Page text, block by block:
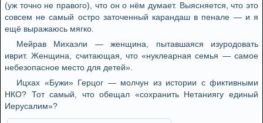
(уж точно не правого), что он о нём думает. Выясняется, что это
совсем не самый остро заточенный карандаш в пенале — и я
ещё выражаюсь мягко.
Мейрав Михаэли — женщина, пытавшаяся изуродовать
иврит. Женщина, считающая, что «нуклеарная семья — самое
небезопасное место для детей».
Ицхах «Бужи» Герцог — молчун из истории с фиктивными
НКО? Тот самый, что обещал «сохранить Нетаниягу единый
Иерусалим»?